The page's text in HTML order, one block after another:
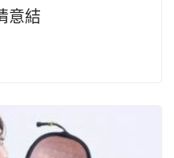
意結